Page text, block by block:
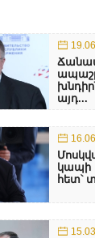
այդ...
կապի
հետ՝